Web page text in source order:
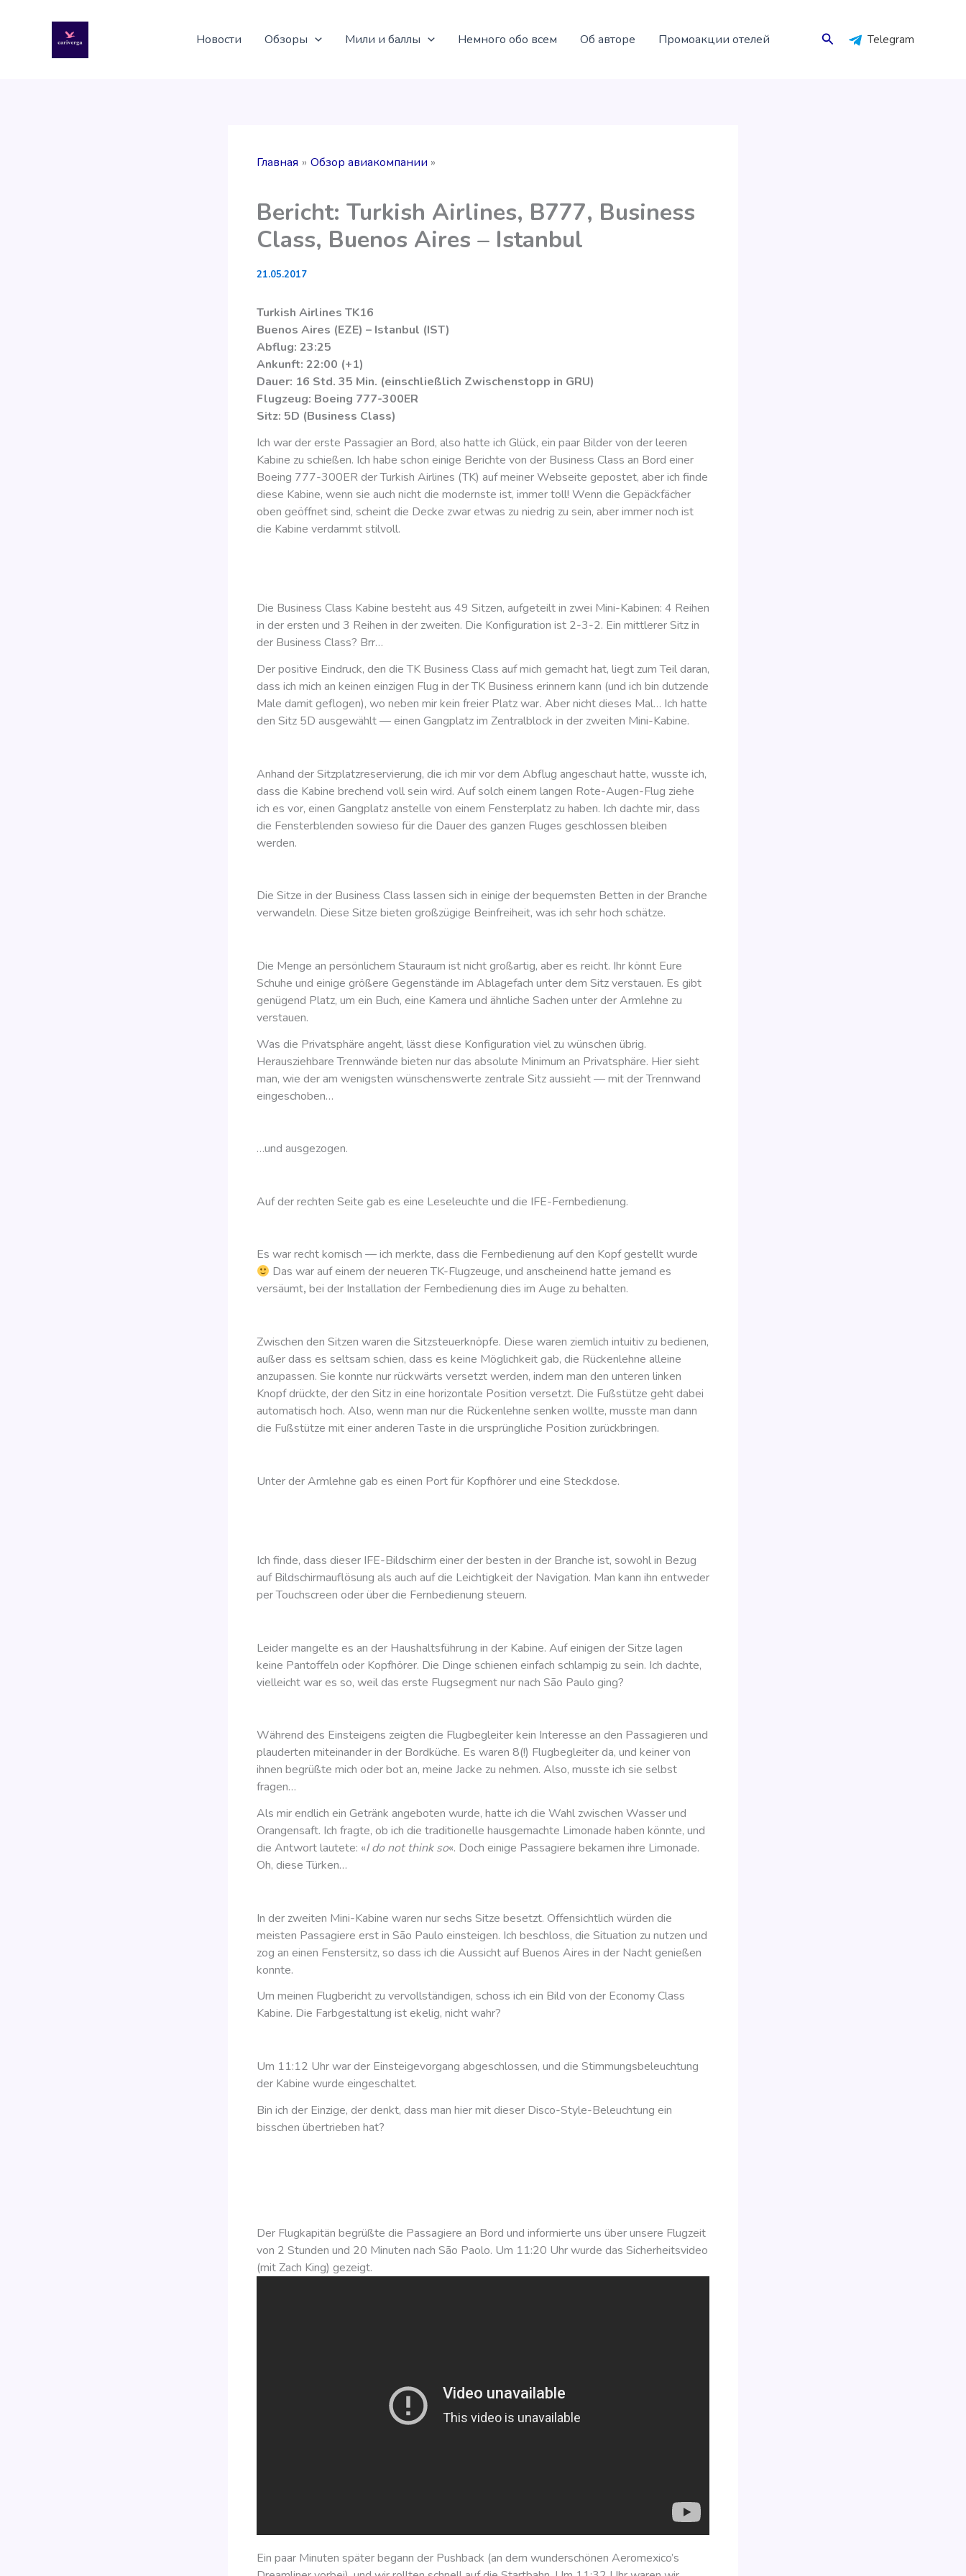
содержимому
Новости Обзоры Мили и баллы Немного обо всем Об авторе Промоакции отелей Поиск Telegram
Главная Обзор авиакомпании
Bericht: Turkish Airlines, B777, Business
Class, Buenos Aires – Istanbul
21.05.2017
Turkish Airlines TK16
Buenos Aires (EZE) – Istanbul (IST)
Abflug: 23:25
Ankunft: 22:00 (+1)
Dauer: 16 Std. 35 Min. (einschließlich Zwischenstopp in GRU)
Flugzeug: Boeing 777-300ER
Sitz: 5D (Business Class)
Ich war der erste Passagier an Bord, also hatte ich Glück, ein paar Bilder von der leeren
Kabine zu schießen. Ich habe schon einige Berichte von der Business Class an Bord einer
Boeing 777-300ER der Turkish Airlines (TK) auf meiner Webseite gepostet, aber ich finde
diese Kabine, wenn sie auch nicht die modernste ist, immer toll! Wenn die Gepäckfächer
oben geöffnet sind, scheint die Decke zwar etwas zu niedrig zu sein, aber immer noch ist
die Kabine verdammt stilvoll.
Die Business Class Kabine besteht aus 49 Sitzen, aufgeteilt in zwei Mini-Kabinen: 4 Reihen
in der ersten und 3 Reihen in der zweiten. Die Konfiguration ist 2-3-2. Ein mittlerer Sitz in
der Business Class? Brr…
Der positive Eindruck, den die TK Business Class auf mich gemacht hat, liegt zum Teil daran,
dass ich mich an keinen einzigen Flug in der TK Business erinnern kann (und ich bin dutzende
Male damit geflogen), wo neben mir kein freier Platz war. Aber nicht dieses Mal… Ich hatte
den Sitz 5D ausgewählt — einen Gangplatz im Zentralblock in der zweiten Mini-Kabine.
Anhand der Sitzplatzreservierung, die ich mir vor dem Abflug angeschaut hatte, wusste ich,
dass die Kabine brechend voll sein wird. Auf solch einem langen Rote-Augen-Flug ziehe
ich es vor, einen Gangplatz anstelle von einem Fensterplatz zu haben. Ich dachte mir, dass
die Fensterblenden sowieso für die Dauer des ganzen Fluges geschlossen bleiben
werden.
Die Sitze in der Business Class lassen sich in einige der bequemsten Betten in der Branche
verwandeln. Diese Sitze bieten großzügige Beinfreiheit, was ich sehr hoch schätze.
Die Menge an persönlichem Stauraum ist nicht großartig, aber es reicht. Ihr könnt Eure
Schuhe und einige größere Gegenstände im Ablagefach unter dem Sitz verstauen. Es gibt
genügend Platz, um ein Buch, eine Kamera und ähnliche Sachen unter der Armlehne zu
verstauen.
Was die Privatsphäre angeht, lässt diese Konfiguration viel zu wünschen übrig.
Herausziehbare Trennwände bieten nur das absolute Minimum an Privatsphäre. Hier sieht
man, wie der am wenigsten wünschenswerte zentrale Sitz aussieht — mit der Trennwand
eingeschoben…
…und ausgezogen.
Auf der rechten Seite gab es eine Leseleuchte und die IFE-Fernbedienung.
Es war recht komisch — ich merkte, dass die Fernbedienung auf den Kopf gestellt wurde
Das war auf einem der neueren TK-Flugzeuge, und anscheinend hatte jemand es
versäumt, bei der Installation der Fernbedienung dies im Auge zu behalten.
Zwischen den Sitzen waren die Sitzsteuerknöpfe. Diese waren ziemlich intuitiv zu bedienen,
außer dass es seltsam schien, dass es keine Möglichkeit gab, die Rückenlehne alleine
anzupassen. Sie konnte nur rückwärts versetzt werden, indem man den unteren linken
Knopf drückte, der den Sitz in eine horizontale Position versetzt. Die Fußstütze geht dabei
automatisch hoch. Also, wenn man nur die Rückenlehne senken wollte, musste man dann
die Fußstütze mit einer anderen Taste in die ursprüngliche Position zurückbringen.
Unter der Armlehne gab es einen Port für Kopfhörer und eine Steckdose.
Ich finde, dass dieser IFE-Bildschirm einer der besten in der Branche ist, sowohl in Bezug
auf Bildschirmauflösung als auch auf die Leichtigkeit der Navigation. Man kann ihn entweder
per Touchscreen oder über die Fernbedienung steuern.
Leider mangelte es an der Haushaltsführung in der Kabine. Auf einigen der Sitze lagen
keine Pantoffeln oder Kopfhörer. Die Dinge schienen einfach schlampig zu sein. Ich dachte,
vielleicht war es so, weil das erste Flugsegment nur nach São Paulo ging?
Während des Einsteigens zeigten die Flugbegleiter kein Interesse an den Passagieren und
plauderten miteinander in der Bordküche. Es waren 8(!) Flugbegleiter da, und keiner von
ihnen begrüßte mich oder bot an, meine Jacke zu nehmen. Also, musste ich sie selbst
fragen…
Als mir endlich ein Getränk angeboten wurde, hatte ich die Wahl zwischen Wasser und
Orangensaft. Ich fragte, ob ich die traditionelle hausgemachte Limonade haben könnte, und
die Antwort lautete: «I do not think so«. Doch einige Passagiere bekamen ihre Limonade.
Oh, diese Türken…
In der zweiten Mini-Kabine waren nur sechs Sitze besetzt. Offensichtlich würden die
meisten Passagiere erst in São Paulo einsteigen. Ich beschloss, die Situation zu nutzen und
zog an einen Fenstersitz, so dass ich die Aussicht auf Buenos Aires in der Nacht genießen
konnte.
Um meinen Flugbericht zu vervollständigen, schoss ich ein Bild von der Economy Class
Kabine. Die Farbgestaltung ist ekelig, nicht wahr?
Um 11:12 Uhr war der Einsteigevorgang abgeschlossen, und die Stimmungsbeleuchtung
der Kabine wurde eingeschaltet.
Bin ich der Einzige, der denkt, dass man hier mit dieser Disco-Style-Beleuchtung ein
bisschen übertrieben hat?
Der Flugkapitän begrüßte die Passagiere an Bord und informierte uns über unsere Flugzeit
von 2 Stunden und 20 Minuten nach São Paolo. Um 11:20 Uhr wurde das Sicherheitsvideo
(mit Zach King) gezeigt.
Ein paar Minuten später begann der Pushback (an dem wunderschönen Aeromexico’s